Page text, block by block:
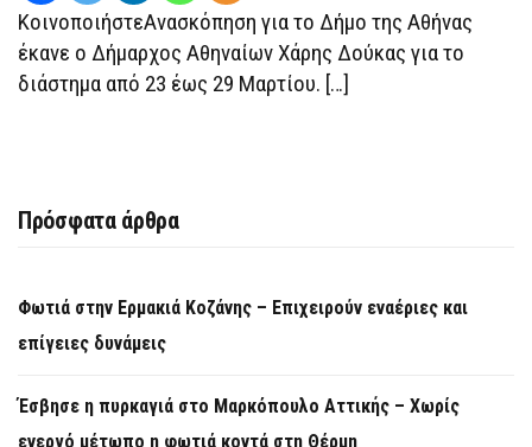
ΝΑ
ΓΝΩΡΊΖΕΙΣ
ΚοινοποιήστεΑνασκόπηση για το Δήμο της Αθήνας
έκανε ο Δήμαρχος Αθηναίων Χάρης Δούκας για το
διάστημα από 23 έως 29 Μαρτίου. […]
Πρόσφατα άρθρα
Φωτιά στην Ερμακιά Κοζάνης – Επιχειρούν εναέριες και
επίγειες δυνάμεις
Έσβησε η πυρκαγιά στο Μαρκόπουλο Αττικής – Χωρίς
ενεργό μέτωπο η φωτιά κοντά στη Θέρμη